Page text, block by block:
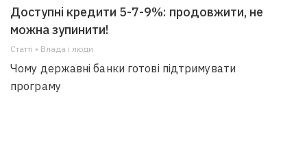
Доступні кредити 5-7-9%: продовжити, не
можна зупинити!
Статті • Влада i люди
Чому державні банки готові підтримувати
програму